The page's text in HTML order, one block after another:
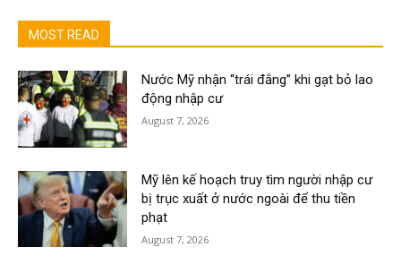
MOST READ
Nước Mỹ nhận “trái đắng” khi gạt bỏ lao
động nhập cư
August 7, 2026
Mỹ lên kế hoạch truy tìm người nhập cư
bị trục xuất ở nước ngoài để thu tiền
phạt
August 7, 2026